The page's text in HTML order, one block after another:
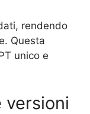
rendendo
Questa
unico e
versioni